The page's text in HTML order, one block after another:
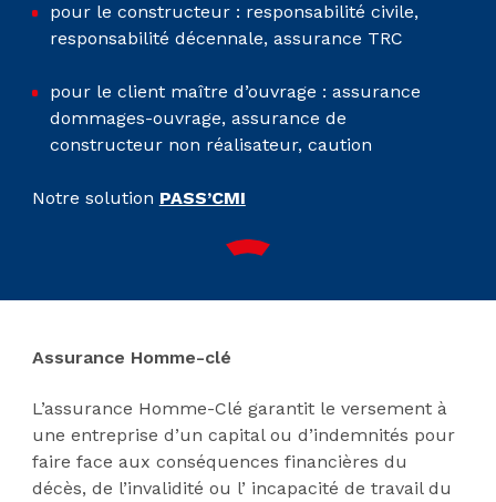
pour le constructeur : responsabilité civile,
responsabilité décennale, assurance TRC
pour le client maître d’ouvrage : assurance
dommages-ouvrage, assurance de
constructeur non réalisateur, caution
Notre solution PASS’CMI
Assurance Homme-clé
L’assurance Homme-Clé garantit le versement à
une entreprise d’un capital ou d’indemnités pour
faire face aux conséquences financières du
décès, de l’invalidité ou l’ incapacité de travail du